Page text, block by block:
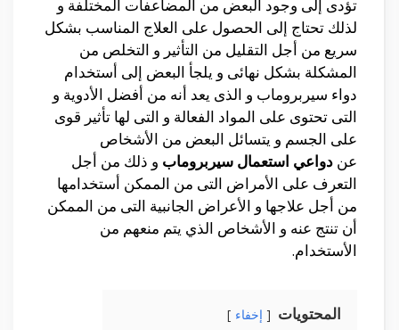
تؤدى إلى وجود البعض من المضاعفات المختلفة و
لذلك تحتاج إلى الحصول على العلاج المناسب بشكل
سريع من أجل التقليل من التأثير و التخلص من
المشكلة بشكل نهائى و يلجأ البعض إلى أستخدام
دواء سيربروماب و الذى يعد أنه من أفضل الأدوية و
التى تحتوى على المواد الفعالة و التى لها تأثير قوى
على الجسم و يتسائل البعض من الأشخاص
عن دواعي استعمال سيربروماب و ذلك من أجل
التعرف على الأمراض التى من الممكن أستخدامها
من أجل علاجها و الأعراض الجانبية التى من الممكن
أن تنتج عنه و الأشخاص الذي يتم منعهم من
الأستخدام.
المحتويات إخفاء